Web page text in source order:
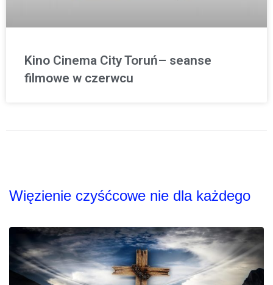
Kino Cinema City Toruń– seanse
filmowe w czerwcu
Więzienie czyśćcowe nie dla każdego